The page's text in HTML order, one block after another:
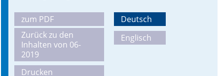
zum PDF
Zurück zu den
Inhalten von 06-
2019
Drucken
Deutsch
Englisch